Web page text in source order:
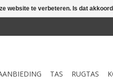
TAS RUGTAS
website te verbeteren. Is dat